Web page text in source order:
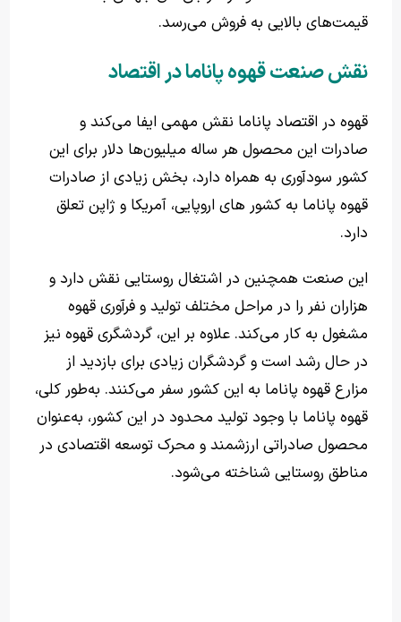
قیمت‌های بالایی به فروش می‌رسد.
نقش صنعت قهوه پاناما در اقتصاد
قهوه در اقتصاد پاناما نقش مهمی ایفا می‌کند و
صادرات این محصول هر ساله میلیون‌ها دلار برای این
کشور سودآوری به همراه دارد، بخش زیادی از صادرات
قهوه پاناما به کشور های اروپایی، آمریکا و ژاپن تعلق
دارد.
این صنعت همچنین در اشتغال روستایی نقش دارد و
هزاران نفر را در مراحل مختلف تولید و فرآوری قهوه
مشغول به کار می‌کند. علاوه بر این، گردشگری قهوه نیز
در حال رشد است و گردشگران زیادی برای بازدید از
مزارع قهوه پاناما به این کشور سفر می‌کنند. به‌طور کلی،
قهوه پاناما با وجود تولید محدود در این کشور، به‌عنوان
محصول صادراتی ارزشمند و محرک توسعه اقتصادی در
مناطق روستایی شناخته می‌شود.